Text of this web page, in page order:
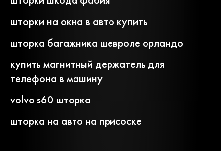
шторки на окна в авто купить
шторка багажника шевроле орландо
купить магнитный держатель для
телефона в машину
volvo s60 шторка
шторка на авто на присоске